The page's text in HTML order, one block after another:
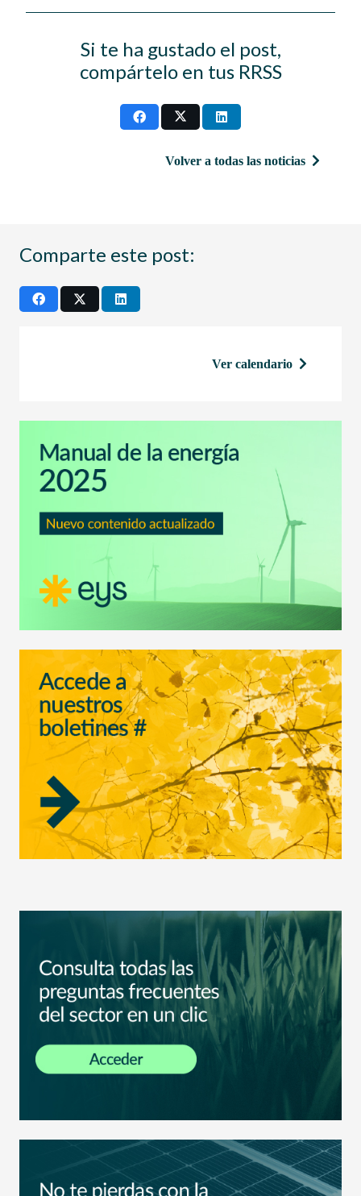
Si te ha gustado el post,
compártelo en tus RRSS
Volver a todas las noticias
Comparte este post:
Ver calendario